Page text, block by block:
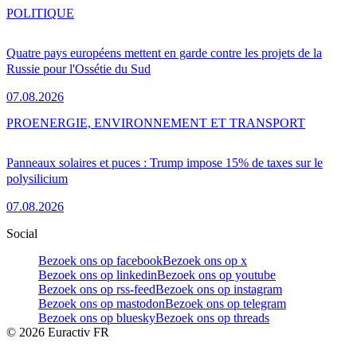
Quatre pays européens mettent en garde contre les projets de la
Russie pour l'Ossétie du Sud
07.08.2026
POLITIQUE
Panneaux solaires et puces : Trump impose 15% de taxes sur le
polysilicium
07.08.2026
PROENERGIE, ENVIRONNEMENT ET TRANSPORT
Social
Bezoek ons op facebookBezoek ons op x
Bezoek ons op linkedinBezoek ons op youtube
Bezoek ons op rss-feedBezoek ons op instagram
Bezoek ons op mastodonBezoek ons op telegram
Bezoek ons op blueskyBezoek ons op threads
© 2026 Euractiv FR